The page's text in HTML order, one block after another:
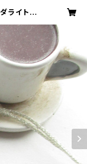
ライトを
| 福祉